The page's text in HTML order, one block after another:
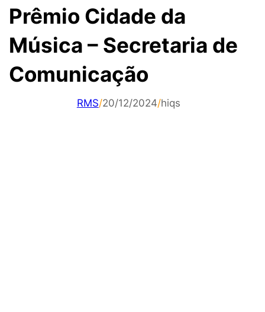
Prêmio Cidade da
Música – Secretaria de
Comunicação
RMS/20/12/2024/hiqs